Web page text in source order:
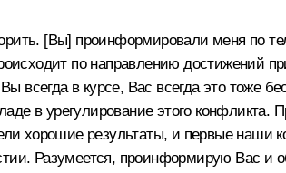
[Вы] проинформировали меня по
по направлению достижений
всегда в курсе, Вас всегда это тоже
в урегулирование этого конфликта.
хорошие результаты, и первые наши
Разумеется, проинформирую Вас и